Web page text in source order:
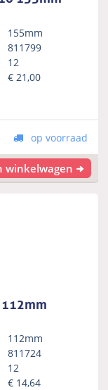
155mm
811799
12
€21,00
op voorraad
winkelwagen
112mm
811724
12
€ 14,64